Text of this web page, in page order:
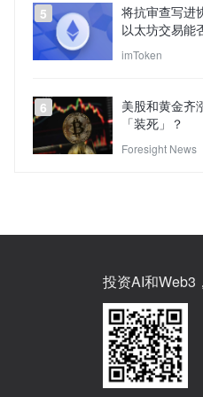
5
将抗审查写进
以太坊交易能
imToken
6
美股和黄金齐
「装死」？
Foresight News
投资AI和Web3